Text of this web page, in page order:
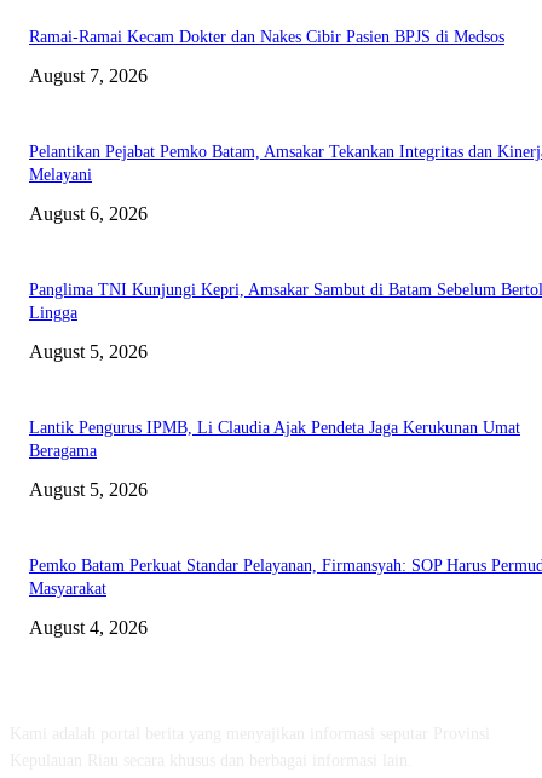
Ramai-Ramai Kecam Dokter dan Nakes Cibir Pasien BPJS di Medsos
August 7, 2026
Pelantikan Pejabat Pemko Batam, Amsakar Tekankan Integritas dan
Melayani
August 6, 2026
Panglima TNI Kunjungi Kepri, Amsakar Sambut di Batam Sebelum
Lingga
August 5, 2026
Lantik Pengurus IPMB, Li Claudia Ajak Pendeta Jaga Kerukunan Umat
Beragama
August 5, 2026
Pemko Batam Perkuat Standar Pelayanan, Firmansyah: SOP Harus
Masyarakat
August 4, 2026